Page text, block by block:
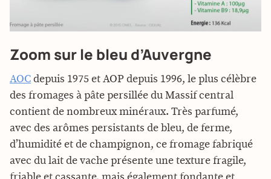
Zoom sur le bleu d’Auvergne
AOC depuis 1975 et AOP depuis 1996, le plus célèbre
des fromages à pâte persillée du Massif central
contient de nombreux minéraux. Très parfumé,
avec des arômes persistants de bleu, de ferme,
d’humidité et de champignon, ce fromage fabriqué
avec du lait de vache présente une texture fragile,